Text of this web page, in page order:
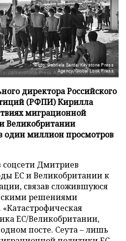
Фото: Gabriela Sarda/Keystone Press
Agency/Global Look Press
директора Российского
(РФПИ) Кирилла
миграционной
Великобритании
один миллион просмотров
соцсети Дмитриев
ЕС и Великобритании к
связав сложившуюся
решениями
ЕС/Великобритании,
посте. Сеута – лишь